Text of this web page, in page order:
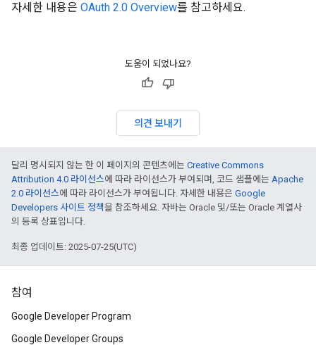
자세한 내용은 OAuth 2.0 Overview를 참고하세요.
도움이 되었나요?
의견 보내기
달리 명시되지 않는 한 이 페이지의 콘텐츠에는 Creative Commons
Attribution 4.0 라이선스에 따라 라이선스가 부여되며, 코드 샘플에는 Apache
2.0 라이선스에 따라 라이선스가 부여됩니다. 자세한 내용은 Google
Developers 사이트 정책을 참조하세요. 자바는 Oracle 및/또는 Oracle 계열사
의 등록 상표입니다.
최종 업데이트: 2025-07-25(UTC)
참여
Google Developer Program
Google Developer Groups